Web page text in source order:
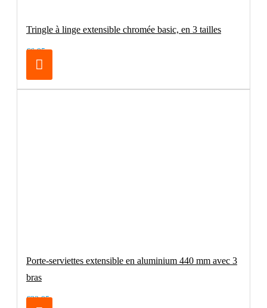
Tringle à linge extensible chromée basic, en 3 tailles
€6.95
Porte-serviettes extensible en aluminium 440 mm avec 3
bras
€32.95